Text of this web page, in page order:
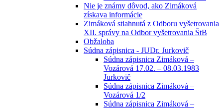
Nie je známy dôvod, ako Zimáková
získava informácie
Zimáková stiahnutá z Odboru vyšetrovania
XII. správy na Odbor vyšetrovania ŠtB
Obžaloba
Súdna zápisnica - JUDr. Jurkovič
Súdna zápisnica Zimáková –
Vozárová 17.02. – 08.03.1983
Jurkovič
Súdna zápisnica Zimáková –
Vozárová 1/2
Súdna zápisnica Zimáková –